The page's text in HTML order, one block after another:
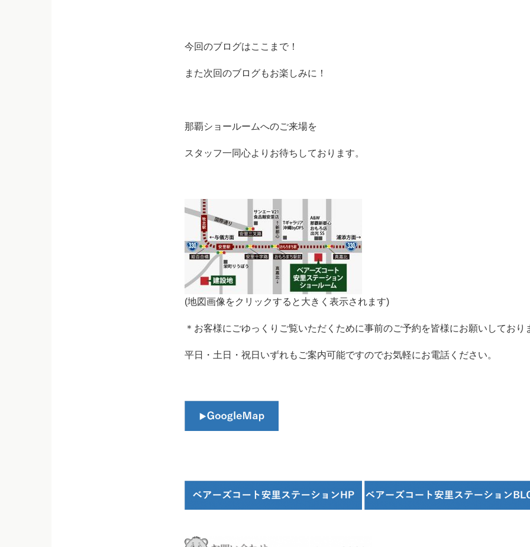
今回のブログはここまで！
また次回のブログもお楽しみに！
那覇ショールームへのご来場を
スタッフ一同心よりお待ちしております。
(地図画像をクリックすると大きく表示されます)
＊お客様にごゆっくりご覧いただくために事前のご予約を皆様にお願いしており
平日・土日・祝日いずれもご案内可能ですのでお気軽にお電話ください。